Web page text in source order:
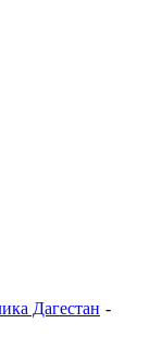
Дагестан -